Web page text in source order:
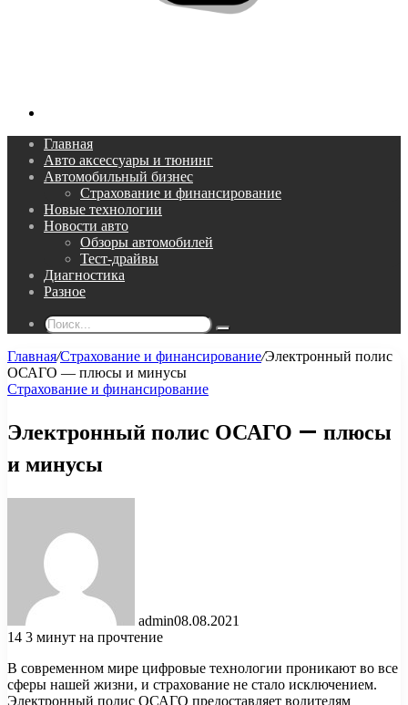
Главная
Авто аксессуары и тюнинг
Автомобильный бизнес
Страхование и финансирование
Новые технологии
Новости авто
Обзоры автомобилей
Тест-драйвы
Диагностика
Разное
Поиск...
Главная/Страхование и финансирование/Электронный полис
ОСАГО — плюсы и минусы
Страхование и финансирование
Электронный полис ОСАГО — плюсы
и минусы
admin08.08.2021
14 3 минут на прочтение
В современном мире цифровые технологии проникают во все
сферы нашей жизни, и страхование не стало исключением.
Электронный полис ОСАГО предоставляет водителям